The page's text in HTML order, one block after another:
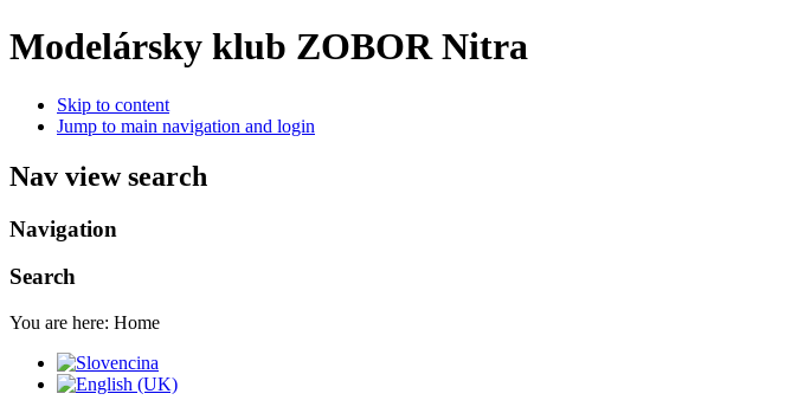
Modelársky klub ZOBOR Nitra
Skip to content
Jump to main navigation and login
Nav view search
Navigation
Search
You are here: Home